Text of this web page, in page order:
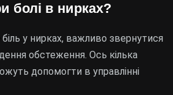
болі в нирках?
у нирках, важливо звернутися
обстеження. Ось кілька
допомогти в управлінні